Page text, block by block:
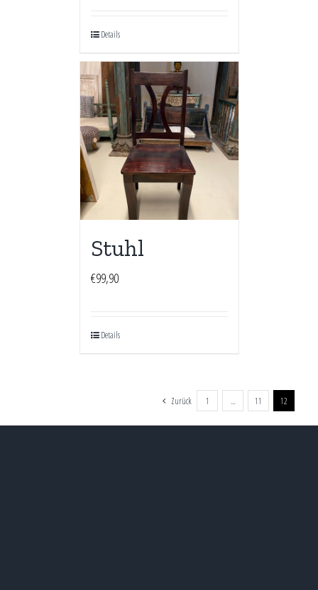
Details
Stuhl
€99,90
Details
Zurück 1 … 11 12